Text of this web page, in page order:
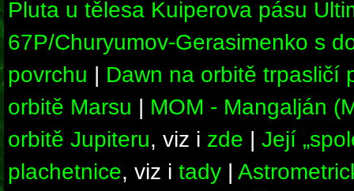
Pluta u tělesa Kuiperova pásu
67P/Churyumov-Gerasimenko s
povrchu | Dawn na orbitě trpasličí
orbitě Marsu | MOM - Mangalján
orbitě Jupiteru, viz i zde | Její
plachetnice, viz i tady |